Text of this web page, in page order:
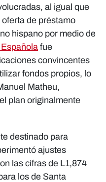
al igual que
de préstamo
hispano por medio de
fue
convincentes
fondos propios, lo
Matheu,
plan originalmente
destinado para
ajustes
las cifras de L1,874
los de Santa